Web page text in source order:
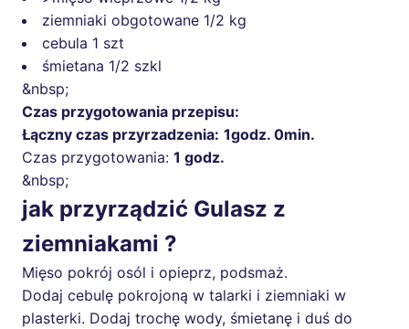
ziemniaki obgotowane 1/2 kg
cebula 1 szt
śmietana 1/2 szkl
&nbsp;
Czas przygotowania przepisu:
Łączny czas przyrzadzenia: 1godz. 0min.
Czas przygotowania: 1 godz.
&nbsp;
jak przyrządzić Gulasz z
ziemniakami ?
Mięso pokrój osól i opieprz, podsmaż.
Dodaj cebulę pokrojoną w talarki i ziemniaki w
plasterki. Dodaj trochę wody, śmietanę i duś do